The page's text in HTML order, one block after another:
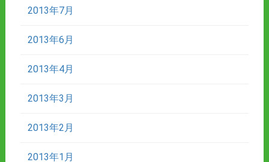
2013年7月
2013年6月
2013年4月
2013年3月
2013年2月
2013年1月